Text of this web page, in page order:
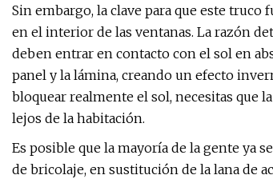
Sin embargo, la clave para que este
en el interior de las ventanas. La razón
deben entrar en contacto con el sol en
panel y la lámina, creando un efecto
bloquear realmente el sol, necesitas que
lejos de la habitación.
Es posible que la mayoría de la gente ya
de bricolaje, en sustitución de la lana de